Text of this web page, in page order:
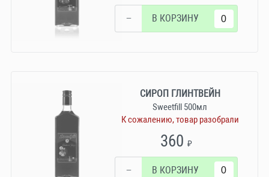
− В КОРЗИНУ
СИРОП ГЛИНТВЕЙН
Sweetfill 500мл
К сожалению, товар разобрали
360₽
− В КОРЗИНУ